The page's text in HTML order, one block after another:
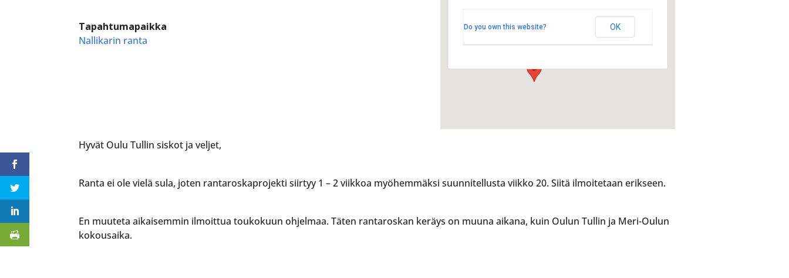
Holstinsalmentie 10 - Oulu
Do you own this website? OK
Tapahtumapaikka
Nallikarin ranta
Hyvät Oulu Tullin siskot ja veljet,
Ranta ei ole vielä sula, joten rantaroskaprojekti siirtyy 1 – 2 viikkoa myöhemmäksi suunnitellusta viikko 20. Siitä ilmoitetaan erikseen.
En muuteta aikaisemmin ilmoittua toukokuun ohjelmaa. Täten rantaroskan keräys on muuna aikana, kuin Oulun Tullin ja Meri-Oulun
kokousaika.